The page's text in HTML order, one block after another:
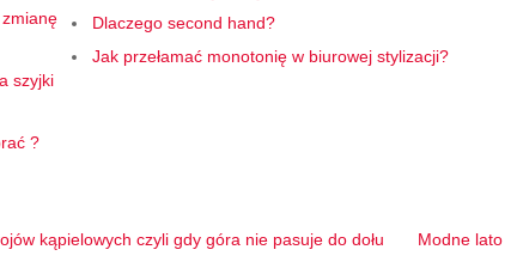
szyjki
?
Dlaczego second hand?
Jak przełamać monotonię w biurowej stylizacji?
kąpielowych czyli gdy góra nie pasuje do dołu
Modne lato